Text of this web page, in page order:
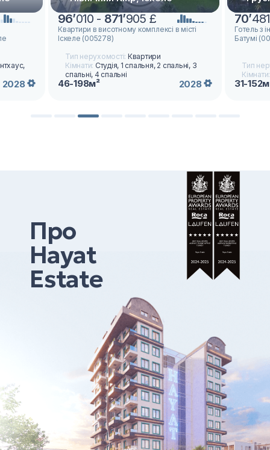
2028
96’010 - 871’905 £
Квартири в висотному комплексі в місті
Іскеле (005278)
Тип нерухомості: Квартири
Кімнати: Студія, 1 спальня, 2 спальні, 3
спальні, 4 спальні
46-198м² 2028
70’
Готель з
Батумі
Тип
31-
Про
Hayat
Estate